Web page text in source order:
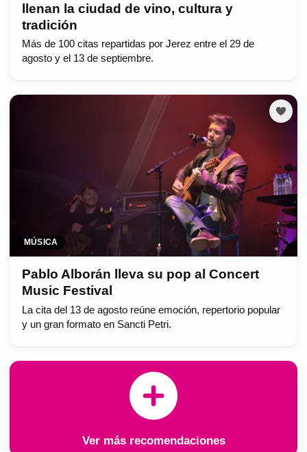
llenan la ciudad de vino, cultura y
tradición
Más de 100 citas repartidas por Jerez entre el 29 de
agosto y el 13 de septiembre.
MÚSICA
Pablo Alborán lleva su pop al Concert
Music Festival
La cita del 13 de agosto reúne emoción, repertorio popular
y un gran formato en Sancti Petri.
Ver más recomendaciones